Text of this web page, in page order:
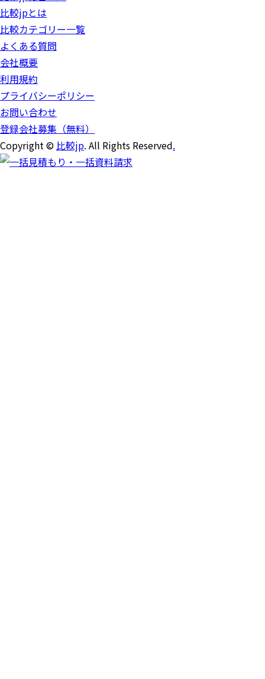
比較jpとは
比較カテゴリー一覧
よくある質問
会社概要
利用規約
プライバシーポリシー
お問い合わせ
登録会社募集（無料）
Copyright ©比較jp. All Rights Reserved.